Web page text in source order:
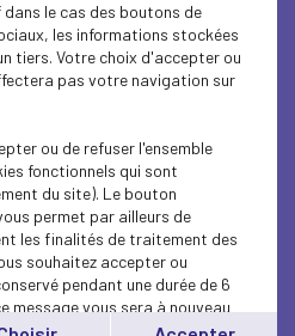
le cas des boutons de
les informations stockées
tiers. Votre choix d'accepter ou
pas votre navigation sur
ou de refuser l'ensemble
fonctionnels qui sont
du site). Le bouton
permet par ailleurs de
les finalités de traitement des
souhaitez accepter ou
pendant une durée de 6
message vous sera à nouveau